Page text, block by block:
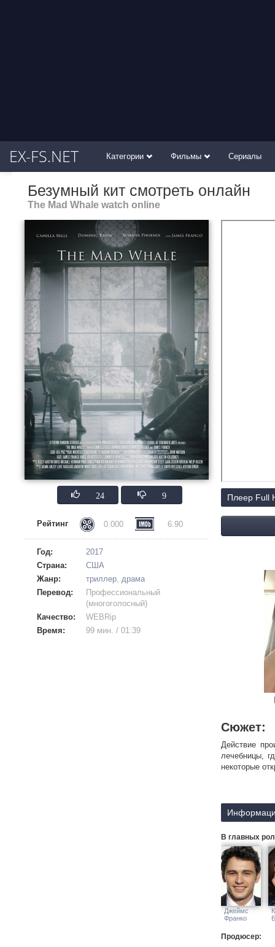
EX-FS.NET Категории Фильмы Сериалы
Безумный кит смотреть онлайн
The Mad Whale watch online
24 9
Рейтинг 0.000 6.90
Год:
2017
Страна:
США
Жанр:
триллер, драма
Перевод:
Профессиональный
(многоголосный)
Качество:
WEBRip
Время:
99 мин. / 01:39
Плеер Full
Сюжет:
Действие
лечебницы,
некоторые
В главных
Джеймс
Франко
Продюсер: